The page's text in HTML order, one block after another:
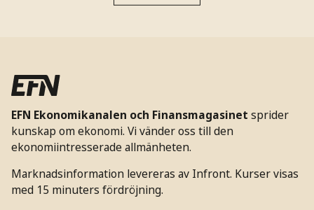
EFN Ekonomikanalen och Finansmagasinet sprider
kunskap om ekonomi. Vi vänder oss till den
ekonomiintresserade allmänheten.
Marknadsinformation levereras av Infront. Kurser visas
med 15 minuters fördröjning.